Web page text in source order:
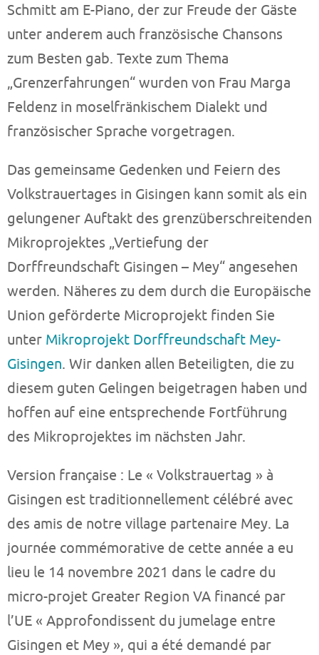
Schmitt am E-Piano, der zur Freude der Gäste
unter anderem auch französische Chansons
zum Besten gab. Texte zum Thema
„Grenzerfahrungen“ wurden von Frau Marga
Feldenz in moselfränkischem Dialekt und
französischer Sprache vorgetragen.
Das gemeinsame Gedenken und Feiern des
Volkstrauertages in Gisingen kann somit als ein
gelungener Auftakt des grenzüberschreitenden
Mikroprojektes „Vertiefung der
Dorffreundschaft Gisingen – Mey“ angesehen
werden. Näheres zu dem durch die Europäische
Union geförderte Microprojekt finden Sie
unter Mikroprojekt Dorffreundschaft Mey-
Gisingen. Wir danken allen Beteiligten, die zu
diesem guten Gelingen beigetragen haben und
hoffen auf eine entsprechende Fortführung
des Mikroprojektes im nächsten Jahr.
Version française : Le « Volkstrauertag » à
Gisingen est traditionnellement célébré avec
des amis de notre village partenaire Mey. La
journée commémorative de cette année a eu
lieu le 14 novembre 2021 dans le cadre du
micro-projet Greater Region VA financé par
l’UE « Approfondissent du jumelage entre
Gisingen et Mey », qui a été demandé par